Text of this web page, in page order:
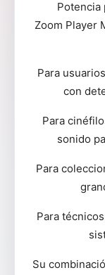
Potencia
Zoom Player
Para
con
Para
sonido
Para
Para
Su